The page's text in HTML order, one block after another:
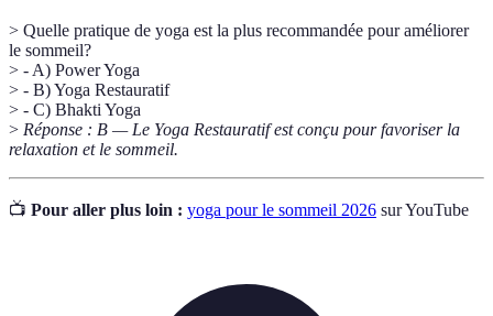
> Quelle pratique de yoga est la plus recommandée pour améliorer
le sommeil?
> - A) Power Yoga
> - B) Yoga Restauratif
> - C) Bhakti Yoga
> Réponse : B — Le Yoga Restauratif est conçu pour favoriser la
relaxation et le sommeil.
📺 Pour aller plus loin : yoga pour le sommeil 2026 sur YouTube